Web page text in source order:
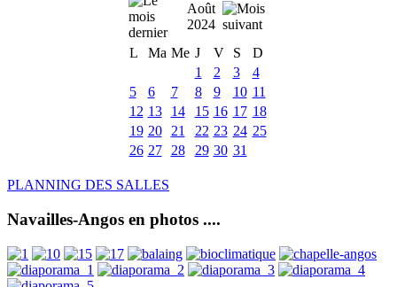
Août
2024
L
Ma Me J V S
D
1
2 3
4
5
6 7 8 9 10 11
12 13 14 15 16 17 18
19 20 21 22 23 24 25
26 27 28 29 30 31
PLANNING DES SALLES
Navailles-Angos en photos ....